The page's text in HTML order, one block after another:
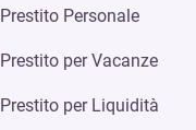
Prestito Personale
Prestito per Vacanze
Prestito per Liquidità